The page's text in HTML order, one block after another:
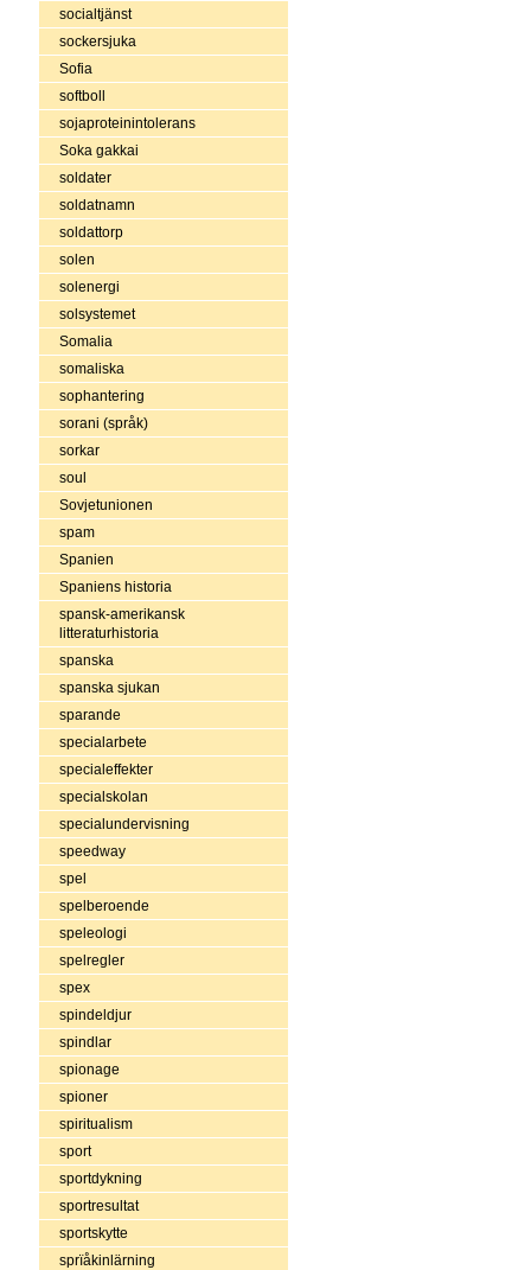
socialtjänst
sockersjuka
Sofia
softboll
sojaproteinintolerans
Soka gakkai
soldater
soldatnamn
soldattorp
solen
solenergi
solsystemet
Somalia
somaliska
sophantering
sorani (språk)
sorkar
soul
Sovjetunionen
spam
Spanien
Spaniens historia
spansk-amerikansk
litteraturhistoria
spanska
spanska sjukan
sparande
specialarbete
specialeffekter
specialskolan
specialundervisning
speedway
spel
spelberoende
speleologi
spelregler
spex
spindeldjur
spindlar
spionage
spioner
spiritualism
sport
sportdykning
sportresultat
sportskytte
sprïåkinlärning